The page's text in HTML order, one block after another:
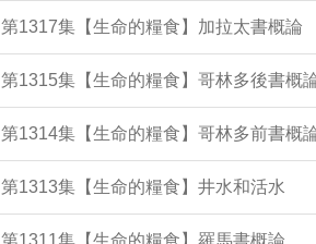
第1317集【生命的糧食】加拉太書概論
第1315集【生命的糧食】哥林多後書概
第1314集【生命的糧食】哥林多前書概
第1313集【生命的糧食】井水和活水
第1311集【生命的糧食】羅馬書概論